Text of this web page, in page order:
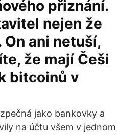
přiznání.
nejen že
ani netuší,
že mají Češi
bitcoinů v
jako bankovky a
na účtu všem v jednom